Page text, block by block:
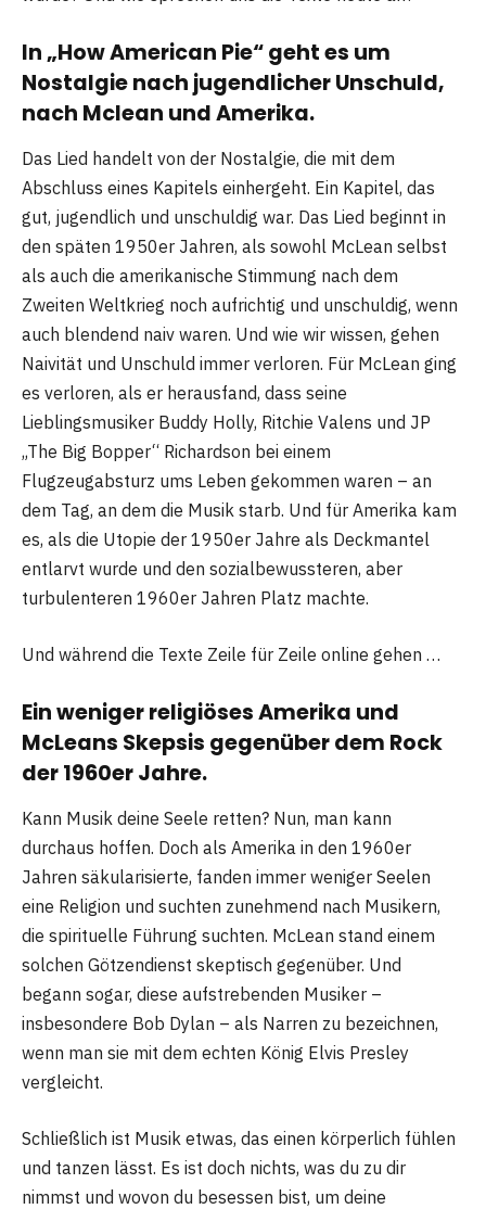
In „How American Pie“ geht es um
Nostalgie nach jugendlicher Unschuld,
nach Mclean und Amerika.
Das Lied handelt von der Nostalgie, die mit dem
Abschluss eines Kapitels einhergeht. Ein Kapitel, das
gut, jugendlich und unschuldig war. Das Lied beginnt in
den späten 1950er Jahren, als sowohl McLean selbst
als auch die amerikanische Stimmung nach dem
Zweiten Weltkrieg noch aufrichtig und unschuldig, wenn
auch blendend naiv waren. Und wie wir wissen, gehen
Naivität und Unschuld immer verloren. Für McLean ging
es verloren, als er herausfand, dass seine
Lieblingsmusiker Buddy Holly, Ritchie Valens und JP
„The Big Bopper“ Richardson bei einem
Flugzeugabsturz ums Leben gekommen waren – an
dem Tag, an dem die Musik starb. Und für Amerika kam
es, als die Utopie der 1950er Jahre als Deckmantel
entlarvt wurde und den sozialbewussteren, aber
turbulenteren 1960er Jahren Platz machte.
Und während die Texte Zeile für Zeile online gehen …
Ein weniger religiöses Amerika und
McLeans Skepsis gegenüber dem Rock
der 1960er Jahre.
Kann Musik deine Seele retten? Nun, man kann
durchaus hoffen. Doch als Amerika in den 1960er
Jahren säkularisierte, fanden immer weniger Seelen
eine Religion und suchten zunehmend nach Musikern,
die spirituelle Führung suchten. McLean stand einem
solchen Götzendienst skeptisch gegenüber. Und
begann sogar, diese aufstrebenden Musiker –
insbesondere Bob Dylan – als Narren zu bezeichnen,
wenn man sie mit dem echten König Elvis Presley
vergleicht.
Schließlich ist Musik etwas, das einen körperlich fühlen
und tanzen lässt. Es ist doch nichts, was du zu dir
nimmst und wovon du besessen bist, um deine